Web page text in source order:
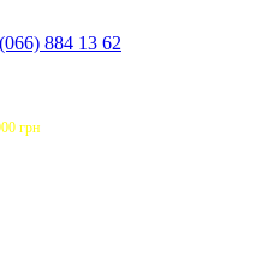
(066) 884 13 62
грн